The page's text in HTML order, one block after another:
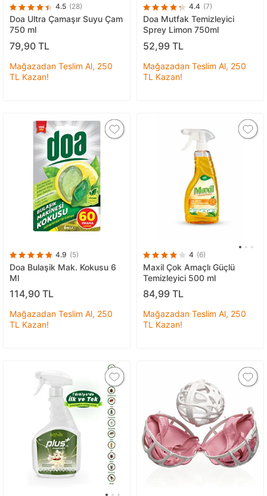
4.5 (28)
Doa Ultra Çamaşır Suyu Çam
750 ml
79,90 TL
Mağazadan Teslim Al, 250
TL Kazan!
4.4 (7)
Doa Mutfak Temizleyici
Sprey Limon 750ml
52,99 TL
Mağazadan Teslim Al, 250
TL Kazan!
4.9 (5)
Doa Bulaşik Mak. Kokusu 6
Ml
114,90 TL
Mağazadan Teslim Al, 250
TL Kazan!
4 (6)
Maxil Çok Amaçlı Güçlü
Temizleyici 500 ml
84,99 TL
Mağazadan Teslim Al, 250
TL Kazan!